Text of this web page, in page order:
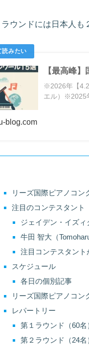
ウンドには日本人も
【最高峰
※2026年【
エル）※2025
blog.com
リーズ国際ピアノコン
注目のコンテスタント
ジェイデン・イズィ
牛田 智大（
注目コンテスタント
スケジュール
各日の個別記事
リーズ国際ピアノコン
レパートリー
第１ラウンド（60名
第２ラウンド（24名